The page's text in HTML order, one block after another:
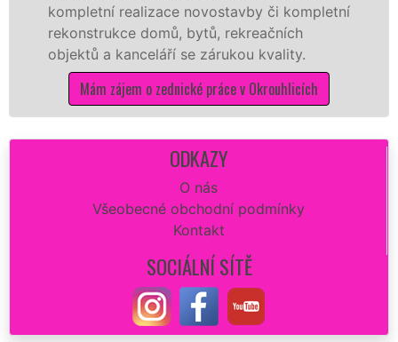
realizace novostavby či kompletní
domů, bytů, rekreačních
kanceláří se zárukou kvality.
zájem o zednické práce v Okrouhlicích
dokonale
ODKAZY
O nás
Všeobecné obchodní podmínky
Kontakt
SOCIÁLNÍ SÍTĚ